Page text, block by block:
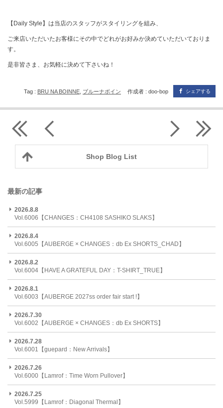
【Daily Style】は当店のスタッフがスタイリングを組み、
ご来店いただいたお客様にその中でどれがお好みか決めていただいておりま
す。
是非皆さま、お気軽に決めて下さいね！
シェアする
Tag : BRU NA BOINNE ブルーナボイン 作成者 : doo-bop
Shop Blog List
最新の記事
2026.8.8
Vol.6006【CHANGES：CH4108 SASHIKO SLAKS】
2026.8.4
Vol.6005【AUBERGE × CHANGES：db Ex SHORTS_CHAD】
2026.8.2
Vol.6004【HAVE A GRATEFUL DAY：T-SHIRT_TRUE】
2026.8.1
Vol.6003【AUBERGE 2027ss order fair start !】
2026.7.30
Vol.6002【AUBERGE × CHANGES：db Ex SHORTS】
2026.7.28
Vol.6001【guepard：New Arrivals】
2026.7.26
Vol.6000【Lamrof：Time Worn Pullover】
2026.7.25
Vol.5999【Lamrof：Diagonal Thermal】